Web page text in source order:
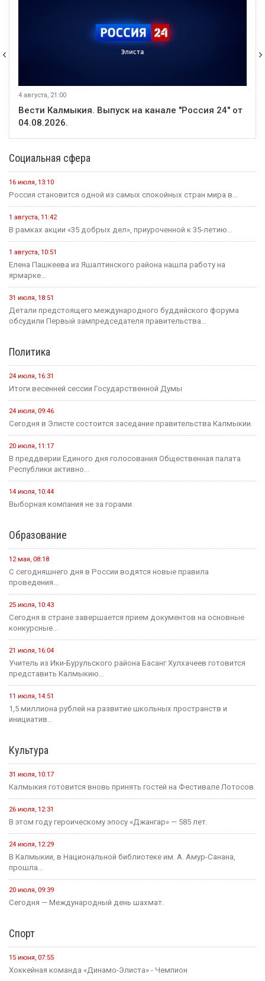
4 августа, 21:00
Вести Калмыкия. Выпуск на канале "Россия 24" от
04.08.2026.
Социальная сфера
16 июля, 13:10
Россия становится одной из самых спокойных стран мира в...
1 августа, 11:42
В рамках акции «35 добрых дел», приуроченной к 35-летию...
1 августа, 10:51
Елена Пашкеева из Яшалтинского района нашла работу на
ярмарке...
31 июля, 18:51
Детали предстоящего международного буддийского форума
обсудили Первый зампредседателя правительства...
Политика
24 июля, 16:31
Итоги весенней сессии Государственной Думы
24 июля, 09:46
Сегодня в Элисте состоится заседание правительства Калмыкии.
20 июля, 11:17
В преддверии Единого дня голосования Общественная палата
Республики активно...
14 июля, 10:44
Выборная компания не за горами.
Образование
12 мая, 08:18
С сегодняшнего дня в России водятся новые правила
проведения...
25 июля, 10:43
Сегодня в стране завершается прием документов на основные
конкурсные...
21 июля, 16:04
Учитель из Ики-Бурульского района Басанг Хулхачеев готовится
представить Калмыкию...
11 июля, 14:51
1,5 миллиона рублей на развитие школьных пространств и
инициатив...
Культура
31 июля, 10:17
Калмыкия готовится вновь принять гостей на Фестивале Лотосов.
26 июля, 12:31
В этом году героическому эпосу «Джангар» — 585 лет.
24 июля, 12:29
В Калмыкии, в Национальной библиотеке им. А. Амур-Санана,
прошла...
20 июля, 09:39
Сегодня — Международный день шахмат.
Спорт
15 июня, 07:55
Хоккейная команда «Динамо-Элиста» - Чемпион